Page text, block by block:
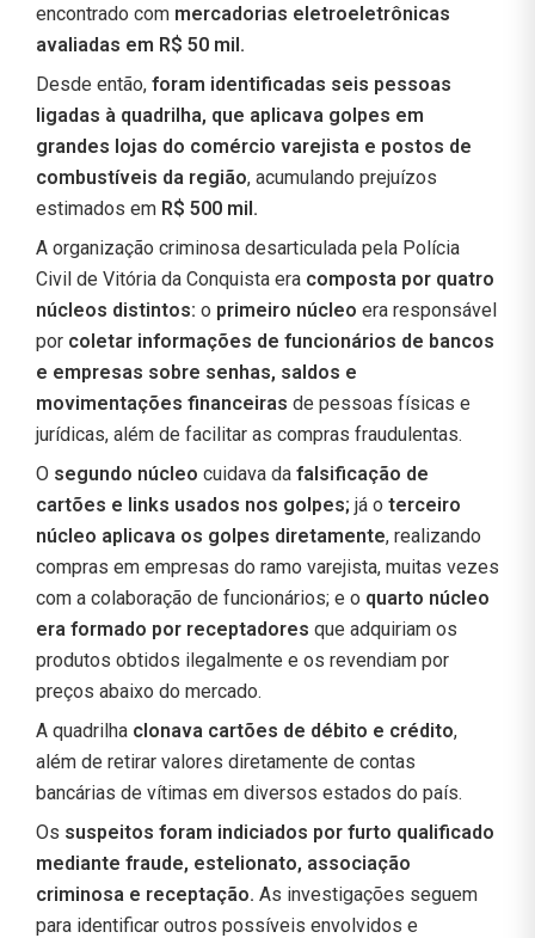
encontrado com mercadorias eletroeletrônicas
avaliadas em R$ 50 mil.
Desde então, foram identificadas seis pessoas
ligadas à quadrilha, que aplicava golpes em
grandes lojas do comércio varejista e postos de
combustíveis da região, acumulando prejuízos
estimados em R$ 500 mil.
A organização criminosa desarticulada pela Polícia
Civil de Vitória da Conquista era composta por quatro
núcleos distintos: o primeiro núcleo era responsável
por coletar informações de funcionários de bancos
e empresas sobre senhas, saldos e
movimentações financeiras de pessoas físicas e
jurídicas, além de facilitar as compras fraudulentas.
O segundo núcleo cuidava da falsificação de
cartões e links usados nos golpes; já o terceiro
núcleo aplicava os golpes diretamente, realizando
compras em empresas do ramo varejista, muitas vezes
com a colaboração de funcionários; e o quarto núcleo
era formado por receptadores que adquiriam os
produtos obtidos ilegalmente e os revendiam por
preços abaixo do mercado.
A quadrilha clonava cartões de débito e crédito,
além de retirar valores diretamente de contas
bancárias de vítimas em diversos estados do país.
Os suspeitos foram indiciados por furto qualificado
mediante fraude, estelionato, associação
criminosa e receptação. As investigações seguem
para identificar outros possíveis envolvidos e